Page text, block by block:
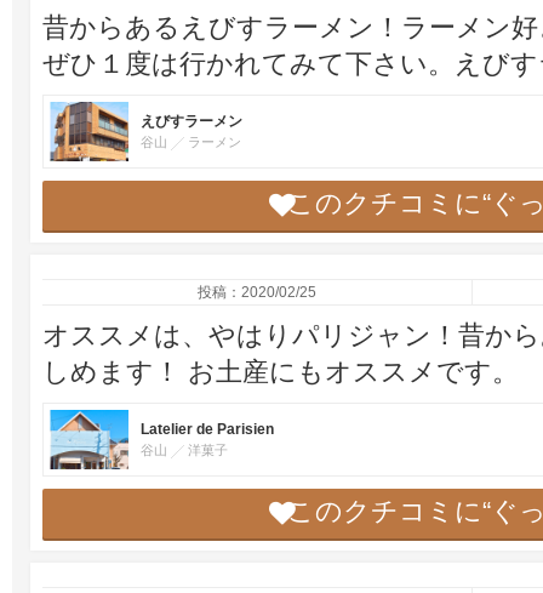
昔からあるえびすラーメン！ラーメン
ぜひ１度は行かれてみて下さい。えび
えびすラーメン
谷山 ラーメン
このクチコミに“ぐ
投稿：2020/02/25
オススメは、やはりパリジャン！昔か
しめます！ お土産にもオススメです。
Latelier de Parisien
谷山 洋菓子
このクチコミに“ぐ